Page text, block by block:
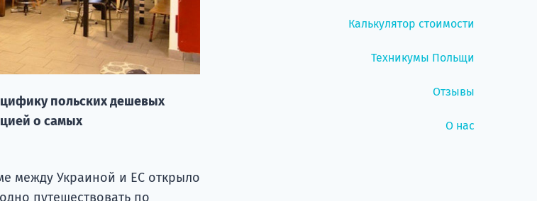
польских дешевых
о самых
между Украиной и ЕС открыло
путешествовать по
Калькулятор стоимости
Техникумы Польщи
Отзывы
О нас